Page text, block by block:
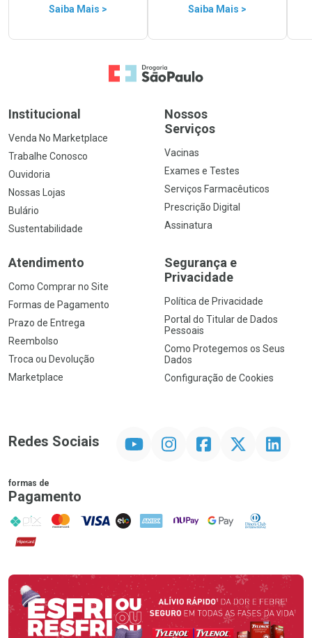
Saiba Mais > Saiba Mais >
Ir para a Home
Institucional
Venda No Marketplace
Trabalhe Conosco
Ouvidoria
Nossas Lojas
Bulário
Sustentabilidade
Nossos
Serviços
Vacinas
Exames e Testes
Serviços Farmacêuticos
Prescrição Digital
Assinatura
Atendimento
Como Comprar no Site
Formas de Pagamento
Prazo de Entrega
Reembolso
Troca ou Devolução
Marketplace
Segurança e
Privacidade
Política de Privacidade
Portal do Titular de Dados
Pessoais
Como Protegemos os Seus
Dados
Configuração de Cookies
Redes Sociais InstagramFacebookTwitter Linkedin
formas de
Pagamento
PIX MasterCard
VISA ELO AMEX NuPay Google PayDiners Club
Hipercard
Promoção em Destaque